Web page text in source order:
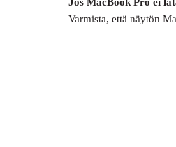
Varmista, että näytön